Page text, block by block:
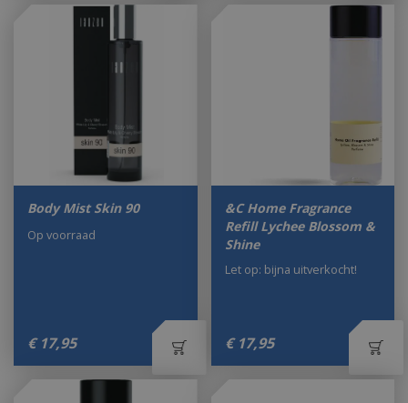
Body Mist Skin 90
€ 17,95
Op voorraad
&C Home Fragrance
Refill Lychee Blossom &
Shine
€ 17,95
Let op: bijna uitverkocht!